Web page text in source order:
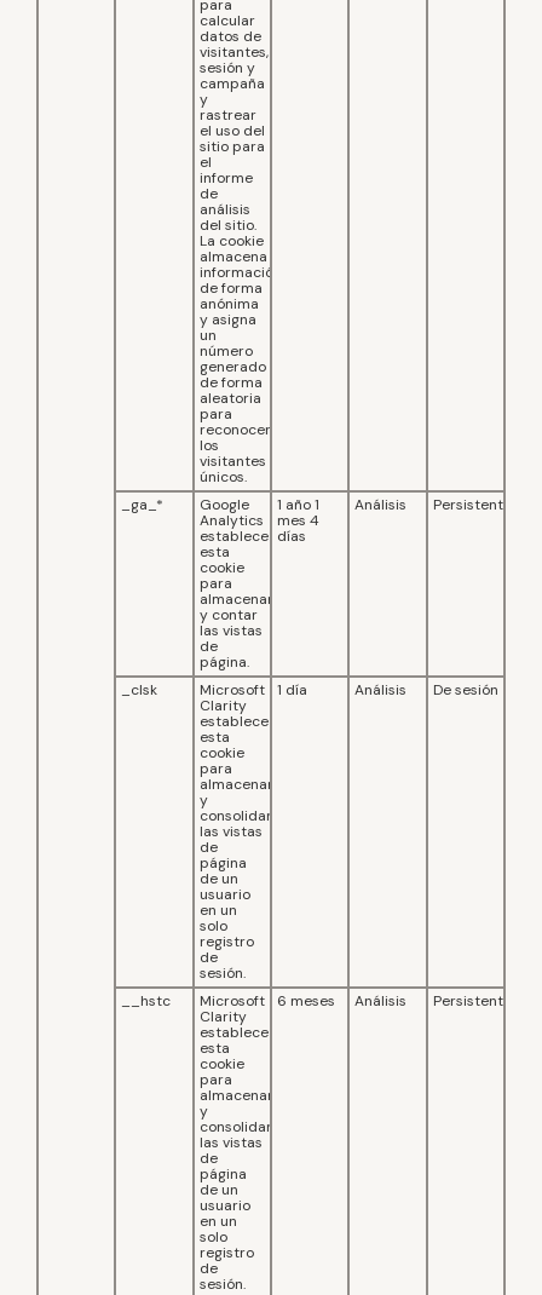
para
calcular
datos de
visitantes,
sesión y
campaña
y
rastrear
el uso del
sitio para
el
informe
de
análisis
del sitio.
La cookie
almacena
información
de forma
anónima
y asigna
un
número
generado
de forma
aleatoria
para
reconocer
los
visitantes
únicos.
_ga_*
Google
Analytics
establece
esta
cookie
para
almacenar
y contar
las vistas
de
página.
1 año 1
mes 4
días
Análisis Persistente
_clsk
Microsoft
Clarity
establece
esta
cookie
para
almacenar
y
consolidar
las vistas
de
página
de un
usuario
en un
solo
registro
de
sesión.
1 día Análisis De sesión
__hstc
Microsoft
Clarity
establece
esta
cookie
para
almacenar
y
consolidar
las vistas
de
página
de un
usuario
en un
solo
registro
de
sesión.
6 meses Análisis Persistente